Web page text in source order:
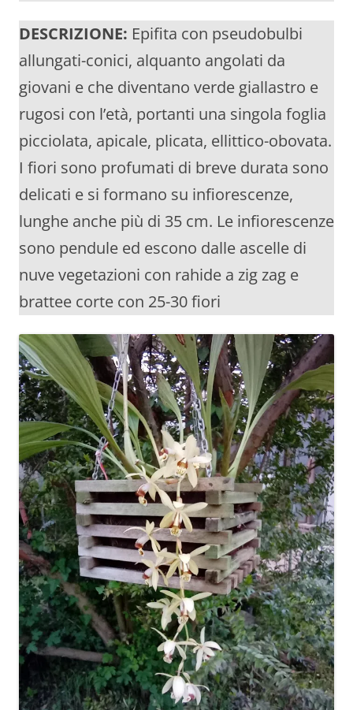
DESCRIZIONE: Epifita con pseudobulbi
allungati-conici, alquanto angolati da
giovani e che diventano verde giallastro e
rugosi con l’età, portanti una singola foglia
picciolata, apicale, plicata, ellittico-obovata.
I fiori sono profumati di breve durata sono
delicati e si formano su infiorescenze,
lunghe anche più di 35 cm. Le infiorescenze
sono pendule ed escono dalle ascelle di
nuve vegetazioni con rahide a zig zag e
brattee corte con 25-30 fiori